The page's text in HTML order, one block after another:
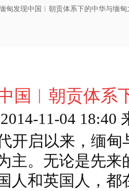
甸发现中国︱朝贡体系下的中华与缅甸
国︱朝贡体系
2014-11-04 18:40
开启以来，缅甸
主。无论是先
人和英国人，都